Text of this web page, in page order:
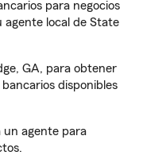
para negocios
agente local de State
GA, para obtener
disponibles
un agente para